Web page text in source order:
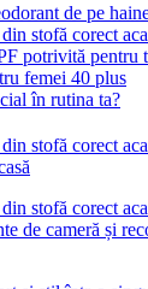
de pe
stofă corect
potrivită pentru
femei 40 plus
în rutina ta?
stofă corect
stofă corect
de cameră și